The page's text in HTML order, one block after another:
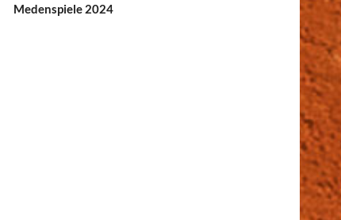
Medenspiele 2024